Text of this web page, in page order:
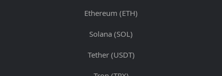
Ethereum (ETH)
Solana (SOL)
Tether (USDT)